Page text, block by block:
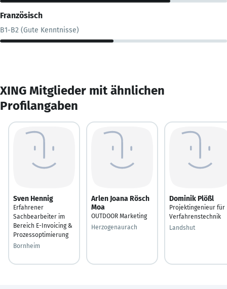
Französisch
B1-B2 (Gute Kenntnisse)
XING Mitglieder mit ähnlichen
Profilangaben
Sven Hennig
Erfahrener
Sachbearbeiter im
Bereich E-Invoicing &
Prozessoptimierung
Bornheim
Arlen Joana Rösch
Moa
OUTDOOR Marketing
Herzogenaurach
Dominik Plößl
Projektingenieur für
Verfahrenstechnik
Landshut